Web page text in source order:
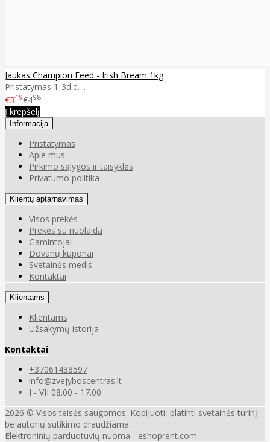
Jaukas Champion Feed - Irish Bream 1kg
Pristatymas 1-3d.d. ..
€349€498
Į krepšelį
Informacija
Pristatymas
Apie mus
Pirkimo sąlygos ir taisyklės
Privatumo politika
Klientų aptarnavimas
Visos prekės
Prekės su nuolaida
Gamintojai
Dovanų kuponai
Svetainės medis
Kontaktai
Klientams
Klientams
Užsakymų istorija
Kontaktai
+37061438597
info@zvejyboscentras.lt
I - VII 08.00 - 17.00
2026 © Visos teisės saugomos. Kopijuoti, platinti svetainės turinį
be autorių sutikimo draudžiama.
Elektroninių parduotuvių nuoma - eshoprent.com